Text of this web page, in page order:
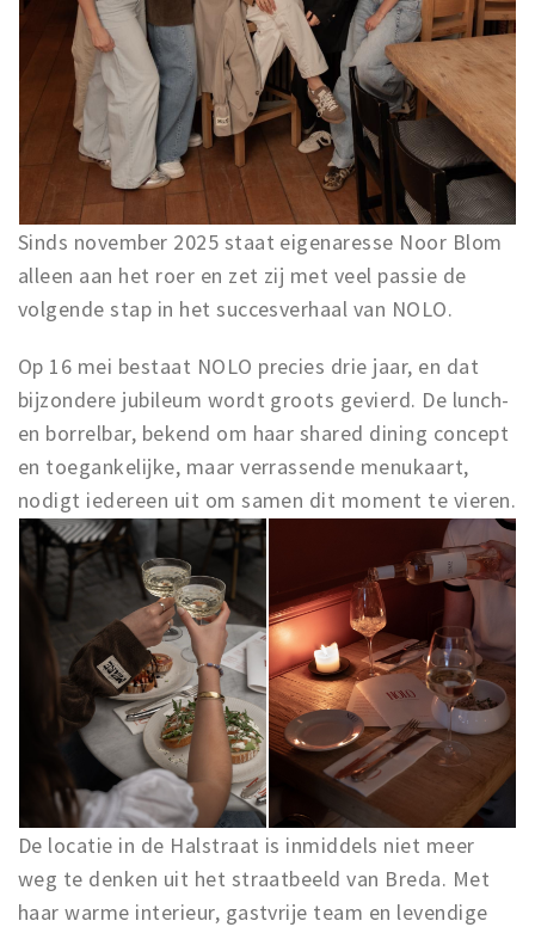
Sinds november 2025 staat eigenaresse Noor Blom
alleen aan het roer en zet zij met veel passie de
volgende stap in het succesverhaal van NOLO.
Op 16 mei bestaat NOLO precies drie jaar, en dat
bijzondere jubileum wordt groots gevierd. De lunch-
en borrelbar, bekend om haar shared dining concept
en toegankelijke, maar verrassende menukaart,
nodigt iedereen uit om samen dit moment te vieren.
De locatie in de Halstraat is inmiddels niet meer
weg te denken uit het straatbeeld van Breda. Met
haar warme interieur, gastvrije team en levendige